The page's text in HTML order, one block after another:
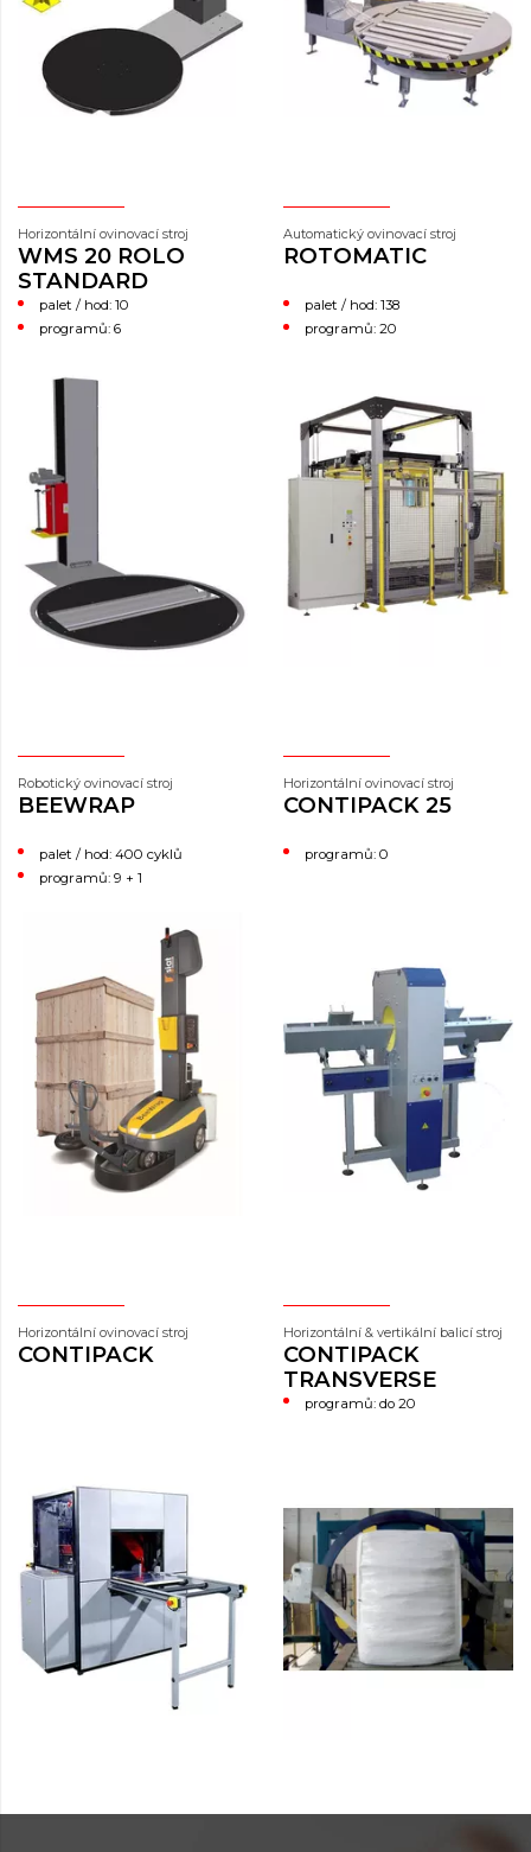
Horizontální ovinovací stroj
WMS 20 ROLO
STANDARD
palet / hod: 10
programů: 6
Automatický ovinovací stroj
ROTOMATIC
palet / hod: 138
programů: 20
Robotický ovinovací stroj
BEEWRAP
palet / hod: 400 cyklů
programů: 9 + 1
Horizontální ovinovací stroj
CONTIPACK 25
programů: 0
Horizontální ovinovací stroj
CONTIPACK
Horizontální & vertikální balicí stroj
CONTIPACK
TRANSVERSE
programů: do 20